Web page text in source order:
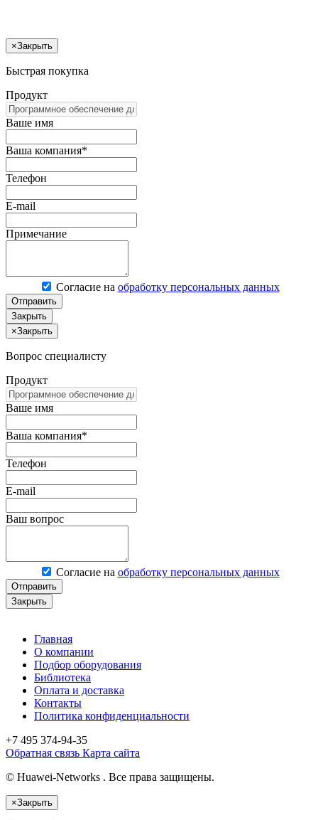
×Закрыть
Быстрая покупка
Продукт
Ваше имя
Ваша компания*
Телефон
E-mail
Примечание
Согласие на обработку персональных данных
Отправить
Закрыть
×Закрыть
Вопрос специалисту
Продукт
Ваше имя
Ваша компания*
Телефон
E-mail
Ваш вопрос
Согласие на обработку персональных данных
Отправить
Закрыть
Главная
О компании
Подбор оборудования
Библиотека
Оплата и доставка
Контакты
Политика конфиденциальности
+7 495 374-94-35
Обратная связь Карта сайта
© Huawei-Networks . Все права защищены.
×Закрыть